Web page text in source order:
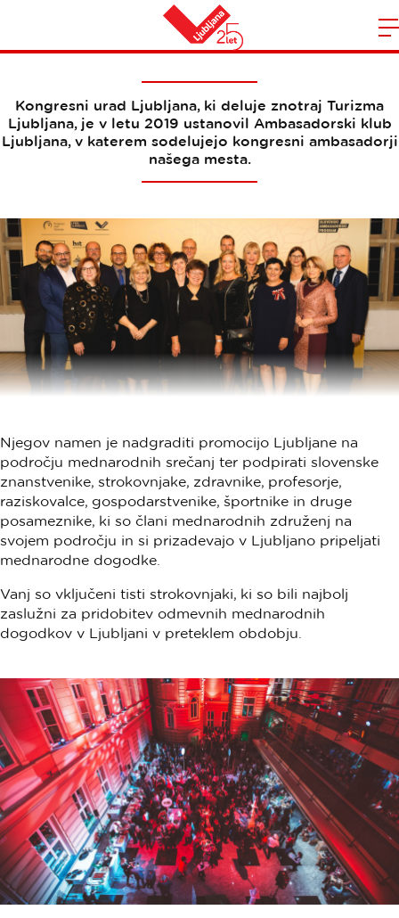
Domov
Ambasadorski klub Ljubljana
Kongresni urad Ljubljana, ki deluje znotraj Turizma
Ljubljana, je v letu 2019 ustanovil Ambasadorski klub
Ljubljana, v katerem sodelujejo kongresni ambasadorji
našega mesta.
Njegov namen je nadgraditi promocijo Ljubljane na
področju mednarodnih srečanj ter podpirati slovenske
znanstvenike, strokovnjake, zdravnike, profesorje,
raziskovalce, gospodarstvenike, športnike in druge
posameznike, ki so člani mednarodnih združenj na
svojem področju in si prizadevajo v Ljubljano pripeljati
mednarodne dogodke.
Vanj so vključeni tisti strokovnjaki, ki so bili najbolj
zaslužni za pridobitev odmevnih mednarodnih
dogodkov v Ljubljani v preteklem obdobju.